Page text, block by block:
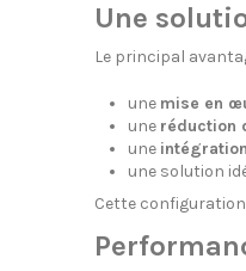
Une
Le principal
une mise en
une réduction
une
une solution
Cette